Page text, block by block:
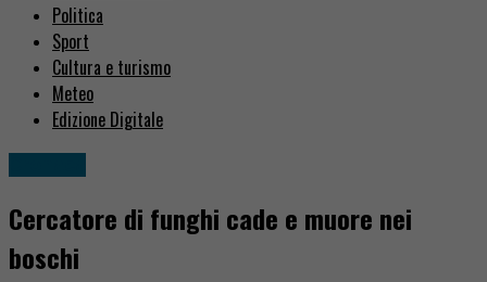
Politica
Sport
Cultura e turismo
Meteo
Edizione Digitale
Cercatore di funghi cade e muore nei
boschi